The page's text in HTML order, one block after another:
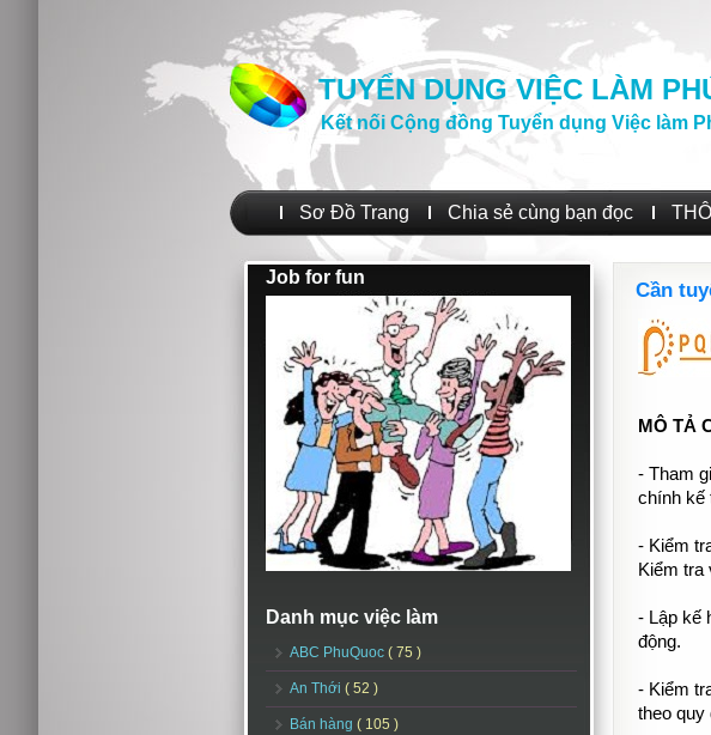
TUYỂN DỤNG VIỆC LÀM
Kết nối Cộng đồng Tuyển dụng Việc làm
Sơ Đồ Trang Chia sẻ cùng bạn đọc
Job for fun
Danh mục việc làm
ABC PhuQuoc ( 75 )
An Thới ( 52 )
Bán hàng ( 105 )
Cần
MÔ TẢ
- Tham
chính kế
- Kiểm
Kiểm tra
- Lập kế
động.
- Kiểm
theo quy